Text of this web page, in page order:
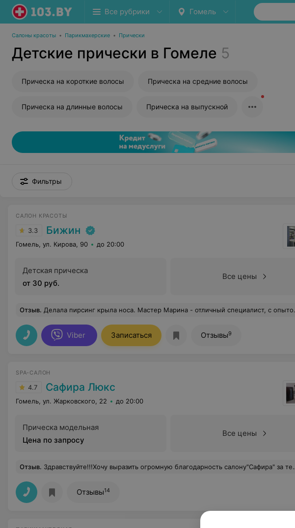
Все рубрики Гомель
Салоны красоты • Парикмахерские • Прически
Детские прически в Гомеле 5
Прическа на короткие волосы Прическа на средние волосы
Прическа на длинные волосы Прическа на выпускной
Фильтры
САЛОН КРАСОТЫ
3.3 Бижин
Гомель, ул. Кирова, 90 до 20:00
Детская прическа
от 30 руб.
Все цены
Отзыв. Делала пирсинг крыла носа. Мастер Марина - отличный специалист, с опытом и хорошей энергетикой, делает всё быстро, но аккуратно!Впечатления самые наилучшие!
Viber Записаться Отзывы9
SPA-САЛОН
4.7 Сафира Люкс
Гомель, ул. Жарковского, 22 до 20:00
Прическа модельная
Цена по запросу
Все цены
Отзыв. Здравствуйте!!!Хочу выразить огромную благодарность салону"Сафира" за теплый приём и атмосферу....И ещё отдельное спасибо парикмахеру Кристине-это мастер своего дела!!!Недавно была у неё на кератиновом лечении и стрижке волос....Всё очень понравилось!!!Всю работу сделала качественно)))Очень приятная по общению девушка,очень внимательная и аккуратная))))Буду теперь всегда ходить только в этот салон
Отзывы14